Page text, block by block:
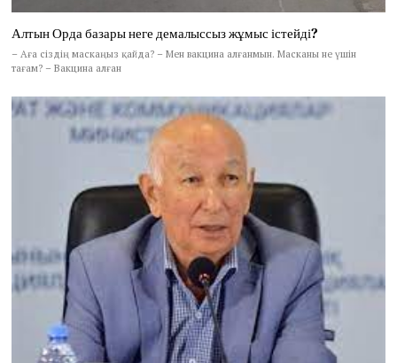
Алтын Орда базары неге демалыссыз жұмыс істейді?
– Аға сіздің маскаңыз қайда? – Мен вакцина алғанмын. Масканы не үшін
тағам? – Вакцина алған